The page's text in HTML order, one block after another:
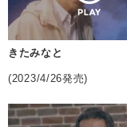
きたみなと
(2023/4/26発売)